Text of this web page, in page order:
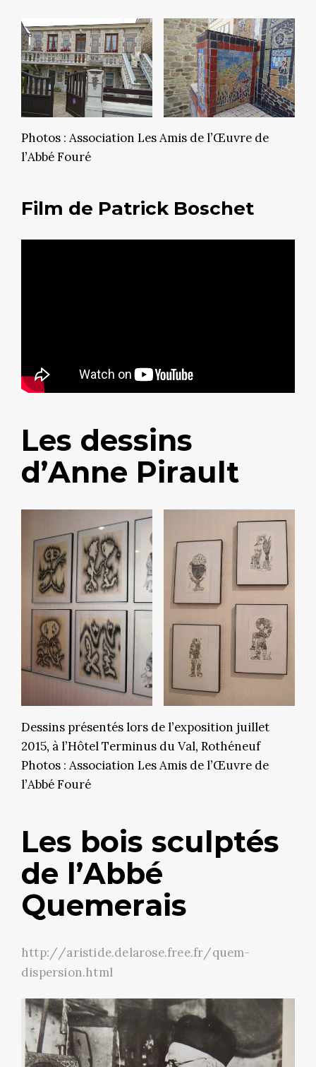
Photos : Association Les Amis de l’Œuvre de
l’Abbé Fouré
Film de Patrick Boschet
Les dessins
d’Anne Pirault
Dessins présentés lors de l’exposition juillet
2015, à l’Hôtel Terminus du Val, Rothéneuf
Photos : Association Les Amis de l’Œuvre de
l’Abbé Fouré
Les bois sculptés
de l’Abbé
Quemerais
http://aristide.delarose.free.fr/quem-
dispersion.html